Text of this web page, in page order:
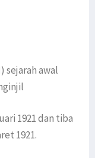
sejarah awal
1921 dan tiba
1921.